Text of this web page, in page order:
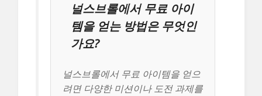
널스브롤에서 무료 아이
템을 얻는 방법은 무엇인
가요?
널스브롤에서 무료 아이템을 얻으
려면 다양한 미션이나 도전 과제를